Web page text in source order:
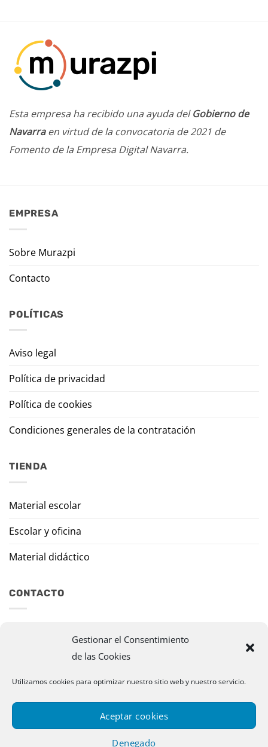
Gestionar el Consentimiento
de las Cookies
Utilizamos cookies para optimizar nuestro sitio web y nuestro servicio.
Aceptar cookies
Denegado
Esta empresa ha recibido una ayuda delGobierno de
Navarraen virtud de la convocatoria de 2021 de
Fomento de la Empresa Digital Navarra.
EMPRESA
Sobre Murazpi
Contacto
POLÍTICAS
Aviso legal
Política de privacidad
Política de cookies
Condiciones generales de la contratación
TIENDA
Material escolar
Escolar y oficina
Material didáctico
CONTACTO
murazpi@murazpi.com
948 234 436 – 623 195 518